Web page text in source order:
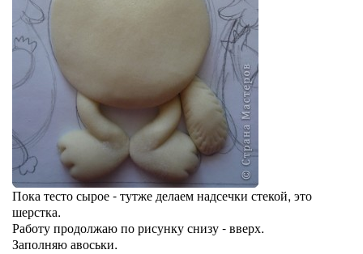
Пока тесто сырое - тутже делаем надсечки стекой, это
шерстка.
Работу продолжаю по рисунку снизу - вверх.
Заполняю авоськи.